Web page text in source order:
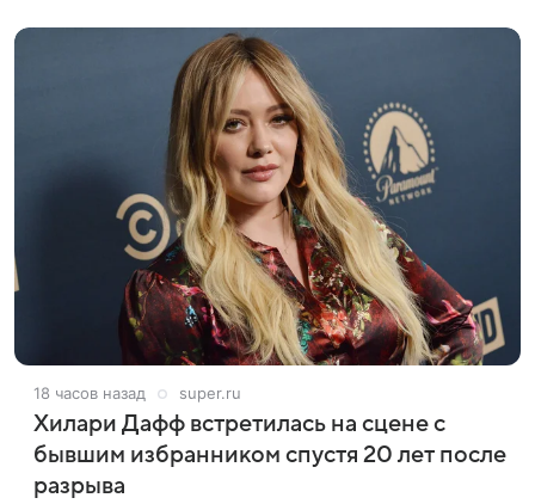
18 часов назад super.ru
Хилари Дафф встретилась на сцене с
бывшим избранником спустя 20 лет после
разрыва